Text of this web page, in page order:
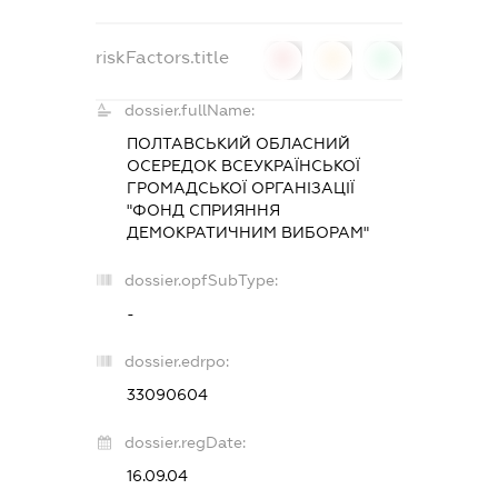
riskFactors.title
dossier.fullName:
ПОЛТАВСЬКИЙ ОБЛАСНИЙ
ОСЕРЕДОК ВСЕУКРАЇНСЬКОЇ
ГРОМАДСЬКОЇ ОРГАНІЗАЦІЇ
"ФОНД СПРИЯННЯ
ДЕМОКРАТИЧНИМ ВИБОРАМ"
dossier.opfSubType:
-
dossier.edrpo:
33090604
dossier.regDate:
16.09.04